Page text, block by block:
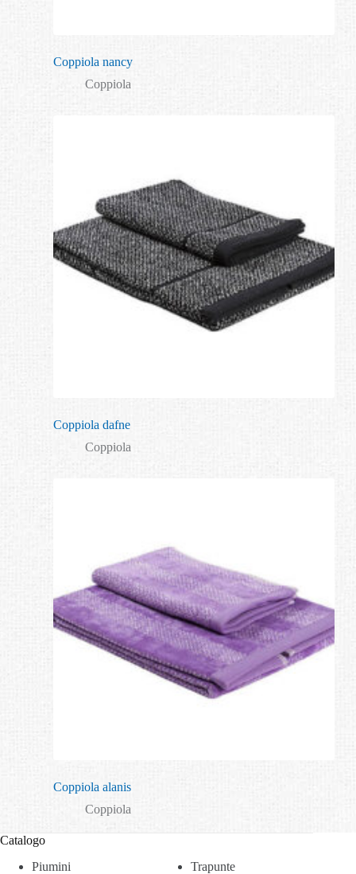
Coppiola nancy
Coppiola
Coppiola dafne
Coppiola
Coppiola alanis
Coppiola
Catalogo
Piumini
Trapunte